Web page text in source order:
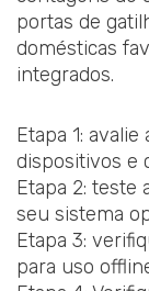
portas de
domésticas
integrados.
Etapa 1:
dispositivos e
Etapa 2: teste
seu sistema
Etapa 3:
para uso